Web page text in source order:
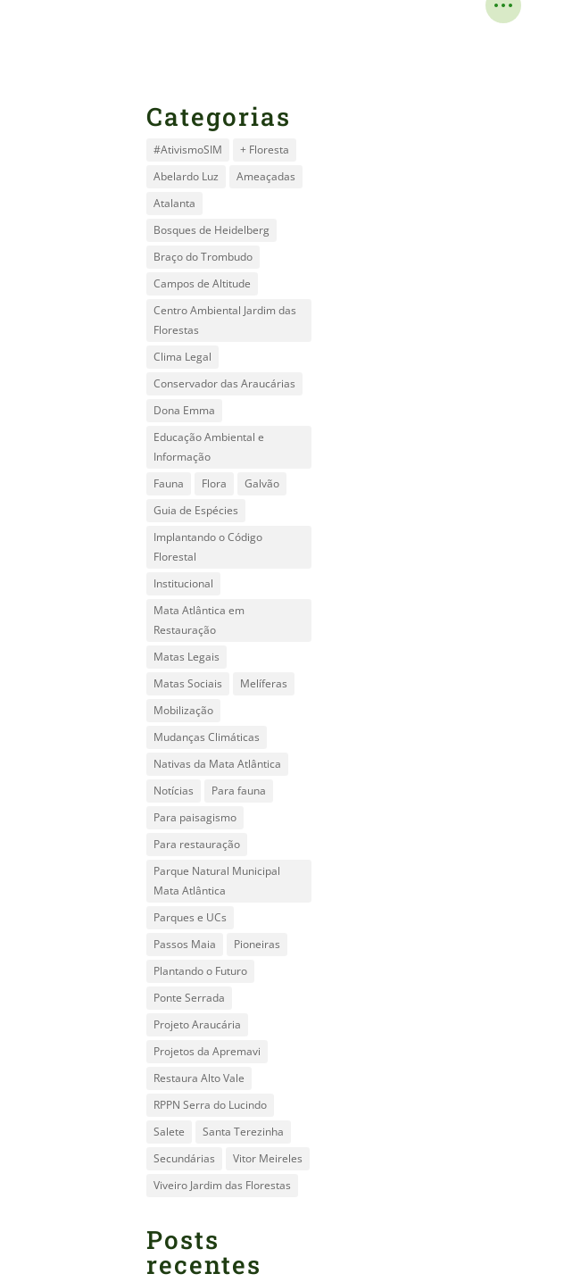
Categorias
#AtivismoSIM
+ Floresta
Abelardo Luz
Ameaçadas
Atalanta
Bosques de Heidelberg
Braço do Trombudo
Campos de Altitude
Centro Ambiental Jardim das
Florestas
Clima Legal
Conservador das Araucárias
Dona Emma
Educação Ambiental e
Informação
Fauna
Flora
Galvão
Guia de Espécies
Implantando o Código
Florestal
Institucional
Mata Atlântica em
Restauração
Matas Legais
Matas Sociais
Melíferas
Mobilização
Mudanças Climáticas
Nativas da Mata Atlântica
Notícias
Para fauna
Para paisagismo
Para restauração
Parque Natural Municipal
Mata Atlântica
Parques e UCs
Passos Maia
Pioneiras
Plantando o Futuro
Ponte Serrada
Projeto Araucária
Projetos da Apremavi
Restaura Alto Vale
RPPN Serra do Lucindo
Salete
Santa Terezinha
Secundárias
Vitor Meireles
Viveiro Jardim das Florestas
Posts
recentes